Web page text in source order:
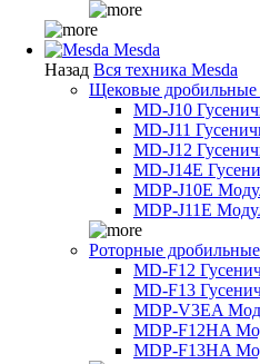
Mesda
Назад Вся техника Mesda
Щековые дробильные
MD-J10
MD-J11
MD-J12
MD-J14E
MDP-J10E
MDP-J11E
Роторные
MD-F12
MD-F13
MDP-V3EA
MDP-F12HA
MDP-F13HA